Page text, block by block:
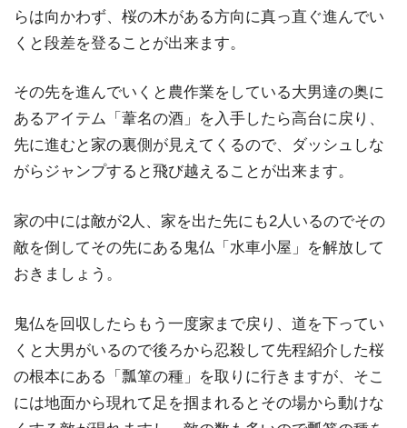
らは向かわず、桜の木がある方向に真っ直ぐ進んでい
くと段差を登ることが出来ます。
その先を進んでいくと農作業をしている大男達の奥に
あるアイテム「葦名の酒」を入手したら高台に戻り、
先に進むと家の裏側が見えてくるので、ダッシュしな
がらジャンプすると飛び越えることが出来ます。
家の中には敵が2人、家を出た先にも2人いるのでその
敵を倒してその先にある鬼仏「水車小屋」を解放して
おきましょう。
鬼仏を回収したらもう一度家まで戻り、道を下ってい
くと大男がいるので後ろから忍殺して先程紹介した桜
の根本にある「瓢箪の種」を取りに行きますが、そこ
には地面から現れて足を掴まれるとその場から動けな